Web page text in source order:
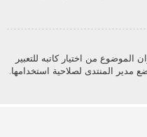
من اختيار كاتبه للتعبير
مدير المنتدى لصلاحية استخدامها.